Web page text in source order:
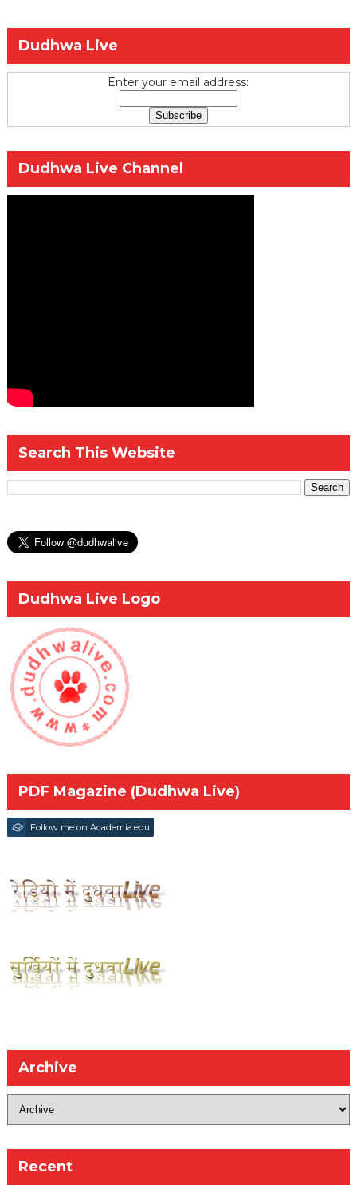
Dudhwa Live
Enter your email address:
Dudhwa Live Channel
Search This Website
Dudhwa Live Logo
PDF Magazine (Dudhwa Live)
Follow me on Academia.edu
Archive
Recent